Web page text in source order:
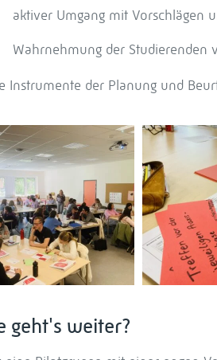
aktiver Umgang mit Vorschlägen
Wahrnehmung der Studierenden
Instrumente der Planung und
geht's weiter?